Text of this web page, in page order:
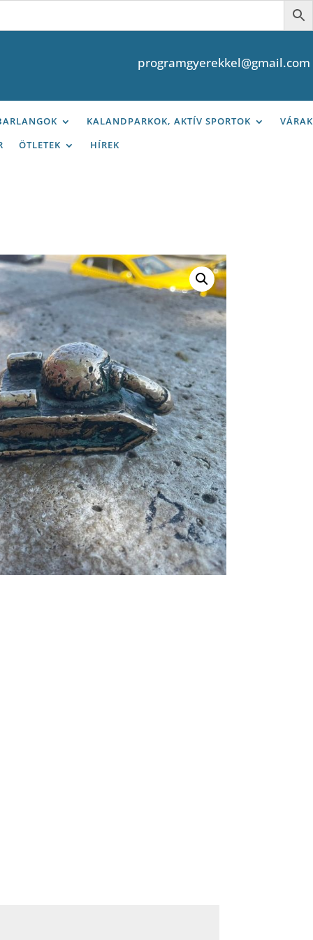
programgyerekkel@gmail.com
KALANDPARKOK, AKTÍV SPORTOK
VÁRAK
ÖTLETEK HÍREK